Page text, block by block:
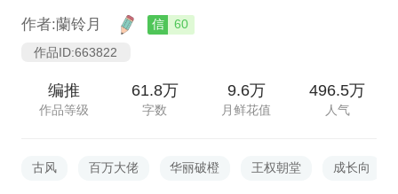
作者:蘭铃月 信
60
作品ID:663822
编推
作品等级
61.8万
字数
9.6万
月鲜花值
496.5万
人气
古风 百万大佬 华丽破橙 王权朝堂 成长向